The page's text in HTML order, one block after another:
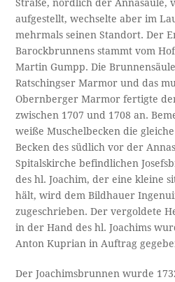
Straße, nördlich der Annasäule,
aufgestellt, wechselte aber im
mehrmals seinen Standort. Der
Barockbrunnens stammt vom
Martin Gumpp. Die
Ratschingser Marmor und das
Obernberger Marmor fertigte
zwischen 1707 und 1708 an.
weiße Muschelbecken die
Becken des südlich vor der
Spitalskirche befindlichen
des hl. Joachim, der eine kleine
hält, wird dem Bildhauer
zugeschrieben. Der vergoldete
in der Hand des hl. Joachims
Anton Kuprian in Auftrag
Der Joachimsbrunnen wurde